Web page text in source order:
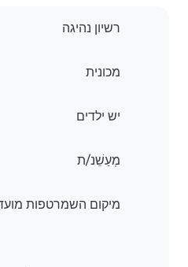
רשיון נהיגה
מכונית
יש ילדים
מְעַשֵׁנ/ת
מיקום השמרטפות